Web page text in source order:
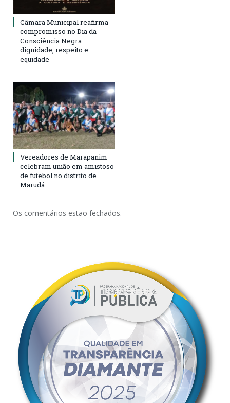
Câmara Municipal reafirma
compromisso no Dia da
Consciência Negra:
dignidade, respeito e
equidade
Vereadores de Marapanim
celebram união em amistoso
de futebol no distrito de
Marudá
Os comentários estão fechados.